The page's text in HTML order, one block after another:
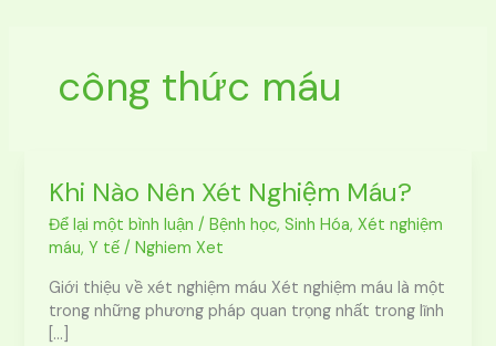
công thức máu
Khi Nào Nên Xét Nghiệm Máu?
Để lại một bình luận /Bệnh học,Sinh Hóa,Xét nghiệm
máu,Y tế /Nghiem Xet
Giới thiệu về xét nghiệm máu Xét nghiệm máu là một
trong những phương pháp quan trọng nhất trong lĩnh
[…]
Khi
Nên
Xét
Nghiệm
Máu?